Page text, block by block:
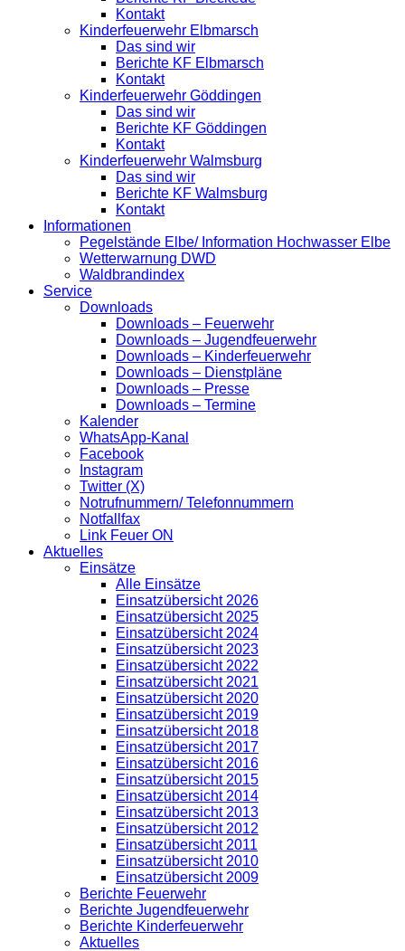
Kontakt
Kinderfeuerwehr Elbmarsch
Das sind wir
Berichte KF Elbmarsch
Kontakt
Kinderfeuerwehr Göddingen
Das sind wir
Berichte KF Göddingen
Kontakt
Kinderfeuerwehr Walmsburg
Das sind wir
Berichte KF Walmsburg
Kontakt
Informationen
Pegelstände Elbe/ Information Hochwasser Elbe
Wetterwarnung DWD
Waldbrandindex
Service
Downloads
Downloads – Feuerwehr
Downloads – Jugendfeuerwehr
Downloads – Kinderfeuerwehr
Downloads – Dienstpläne
Downloads – Presse
Downloads – Termine
Kalender
WhatsApp-Kanal
Facebook
Instagram
Twitter (X)
Notrufnummern/ Telefonnummern
Notfallfax
Link Feuer ON
Aktuelles
Einsätze
Alle Einsätze
Einsatzübersicht 2026
Einsatzübersicht 2025
Einsatzübersicht 2024
Einsatzübersicht 2023
Einsatzübersicht 2022
Einsatzübersicht 2021
Einsatzübersicht 2020
Einsatzübersicht 2019
Einsatzübersicht 2018
Einsatzübersicht 2017
Einsatzübersicht 2016
Einsatzübersicht 2015
Einsatzübersicht 2014
Einsatzübersicht 2013
Einsatzübersicht 2012
Einsatzübersicht 2011
Einsatzübersicht 2010
Einsatzübersicht 2009
Berichte Feuerwehr
Berichte Jugendfeuerwehr
Berichte Kinderfeuerwehr
Aktuelles